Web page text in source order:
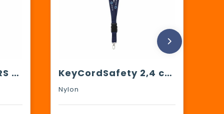
Lanyard Safety GRS RPET 2 cm keycord KeyCordSafety 2,4 cm lanyard
Nylon